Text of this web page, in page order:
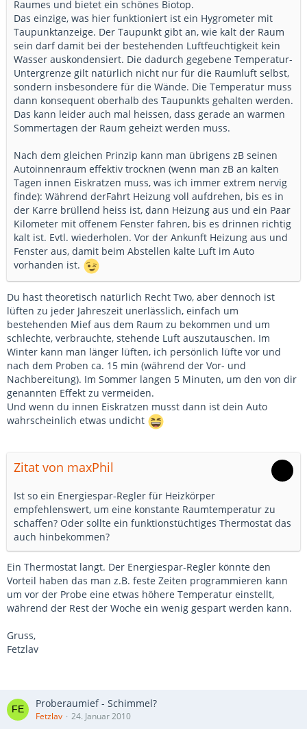
Raumes und bietet ein schönes Biotop.
Das einzige, was hier funktioniert ist ein Hygrometer mit
Taupunktanzeige. Der Taupunkt gibt an, wie kalt der Raum
sein darf damit bei der bestehenden Luftfeuchtigkeit kein
Wasser auskondensiert. Die dadurch gegebene Temperatur-
Untergrenze gilt natürlich nicht nur für die Raumluft selbst,
sondern insbesondere für die Wände. Die Temperatur muss
dann konsequent oberhalb des Taupunkts gehalten werden.
Das kann leider auch mal heissen, dass gerade an warmen
Sommertagen der Raum geheizt werden muss.
Nach dem gleichen Prinzip kann man übrigens zB seinen
Autoinnenraum effektiv trocknen (wenn man zB an kalten
Tagen innen Eiskratzen muss, was ich immer extrem nervig
finde): Während derFahrt Heizung voll aufdrehen, bis es in
der Karre brüllend heiss ist, dann Heizung aus und ein Paar
Kilometer mit offenem Fenster fahren, bis es drinnen richtig
kalt ist. Evtl. wiederholen. Vor der Ankunft Heizung aus und
Fenster aus, damit beim Abstellen kalte Luft im Auto
vorhanden ist.
Du hast theoretisch natürlich Recht Two, aber dennoch ist
lüften zu jeder Jahreszeit unerlässlich, einfach um
bestehenden Mief aus dem Raum zu bekommen und um
schlechte, verbrauchte, stehende Luft auszutauschen. Im
Winter kann man länger lüften, ich persönlich lüfte vor und
nach dem Proben ca. 15 min (während der Vor- und
Nachbereitung). Im Sommer langen 5 Minuten, um den von dir
genannten Effekt zu vermeiden.
Und wenn du innen Eiskratzen musst dann ist dein Auto
wahrscheinlich etwas undicht
Zitat von maxPhil
Ist so ein Energiespar-Regler für Heizkörper
empfehlenswert, um eine konstante Raumtemperatur zu
schaffen? Oder sollte ein funktionstüchtiges Thermostat das
auch hinbekommen?
Ein Thermostat langt. Der Energiespar-Regler könnte den
Vorteil haben das man z.B. feste Zeiten programmieren kann
um vor der Probe eine etwas höhere Temperatur einstellt,
während der Rest der Woche ein wenig gespart werden kann.
Gruss,
Fetzlav
Proberaumief - Schimmel?
Fetzlav 24. Januar 2010